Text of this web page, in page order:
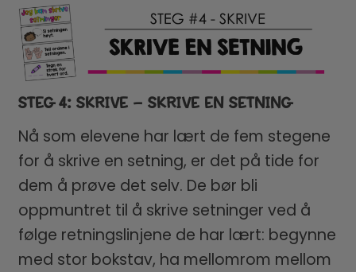
STEG 4: SKRIVE – SKRIVE EN SETNING
Nå som elevene har lært de fem stegene
for å skrive en setning, er det på tide for
dem å prøve det selv. De bør bli
oppmuntret til å skrive setninger ved å
følge retningslinjene de har lært: begynne
med stor bokstav, ha mellomrom mellom